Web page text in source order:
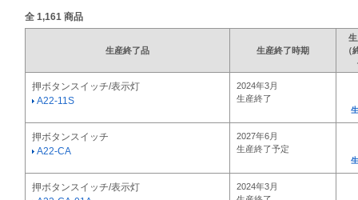
全 1,161 商品
生産終了品 生産終了時期
（
押ボタンスイッチ/表示灯
A22-11S
2024年3月
生産終了
押ボタンスイッチ
A22-CA
2027年6月
生産終了予定
押ボタンスイッチ/表示灯
2024年3月